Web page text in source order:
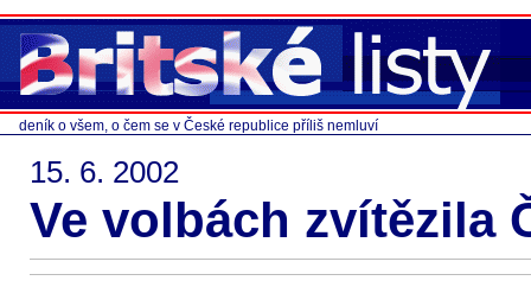
deník o všem, o čem se v České republice příliš nemluví
15. 6. 2002
Ve volbách zvítězila